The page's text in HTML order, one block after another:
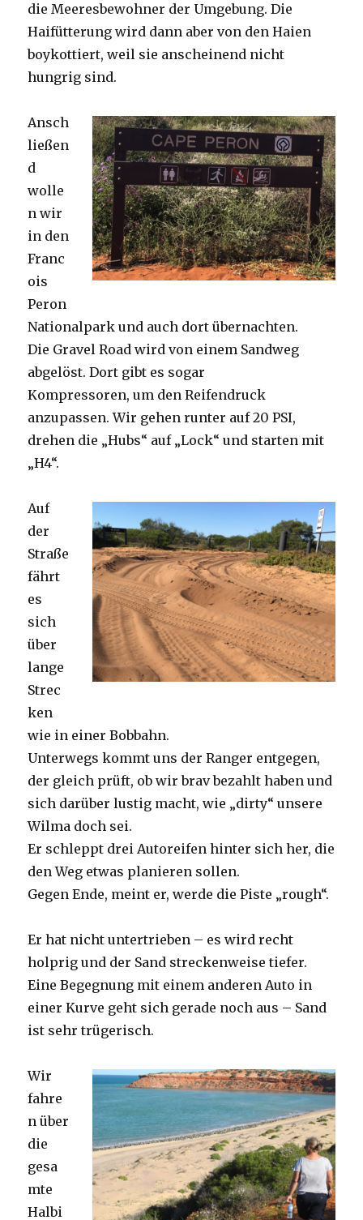
die Meeresbewohner der Umgebung. Die
Haifütterung wird dann aber von den Haien
boykottiert, weil sie anscheinend nicht
hungrig sind.
Ansch
ließen
d
wolle
n wir
in den
Franc
ois
Peron
Nationalpark und auch dort übernachten.
Die Gravel Road wird von einem Sandweg
abgelöst. Dort gibt es sogar
Kompressoren, um den Reifendruck
anzupassen. Wir gehen runter auf 20 PSI,
drehen die „Hubs“ auf „Lock“ und starten mit
„H4“.
Auf
der
Straße
fährt
es
sich
über
lange
Strec
ken
wie in einer Bobbahn.
Unterwegs kommt uns der Ranger entgegen,
der gleich prüft, ob wir brav bezahlt haben und
sich darüber lustig macht, wie „dirty“ unsere
Wilma doch sei.
Er schleppt drei Autoreifen hinter sich her, die
den Weg etwas planieren sollen.
Gegen Ende, meint er, werde die Piste „rough“.
Er hat nicht untertrieben – es wird recht
holprig und der Sand streckenweise tiefer.
Eine Begegnung mit einem anderen Auto in
einer Kurve geht sich gerade noch aus – Sand
ist sehr trügerisch.
Wir
fahre
n über
die
gesa
mte
Halbi